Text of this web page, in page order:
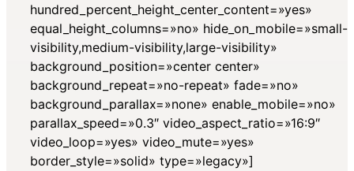
hundred_percent_height_center_content=»yes»
equal_height_columns=»no» hide_on_mobile=»small-
visibility,medium-visibility,large-visibility»
background_position=»center center»
background_repeat=»no-repeat» fade=»no»
background_parallax=»none» enable_mobile=»no»
parallax_speed=»0.3″ video_aspect_ratio=»16:9″
video_loop=»yes» video_mute=»yes»
border_style=»solid» type=»legacy»]